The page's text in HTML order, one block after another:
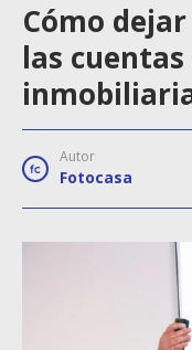
Cómo
las
Autor
Fotocasa